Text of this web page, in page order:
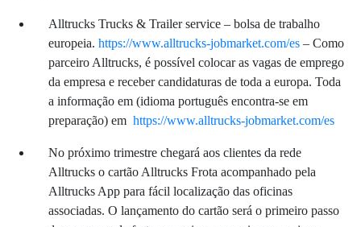
Alltrucks Trucks & Trailer service – bolsa de trabalho
europeia. https://www.alltrucks-jobmarket.com/es – Como
parceiro Alltrucks, é possível colocar as vagas de emprego
da empresa e receber candidaturas de toda a europa. Toda
a informação em (idioma português encontra-se em
preparação) em https://www.alltrucks-jobmarket.com/es
No próximo trimestre chegará aos clientes da rede
Alltrucks o cartão Alltrucks Frota acompanhado pela
Alltrucks App para fácil localização das oficinas
associadas. O lançamento do cartão será o primeiro passo